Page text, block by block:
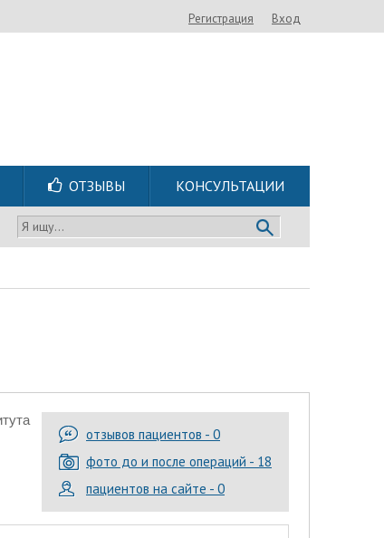
Регистрация Вход
ОТЗЫВЫ КОНСУЛЬТАЦИИ
Я ищу...
отзывов пациентов - 0
фото до и после операций - 18
пациентов на сайте - 0